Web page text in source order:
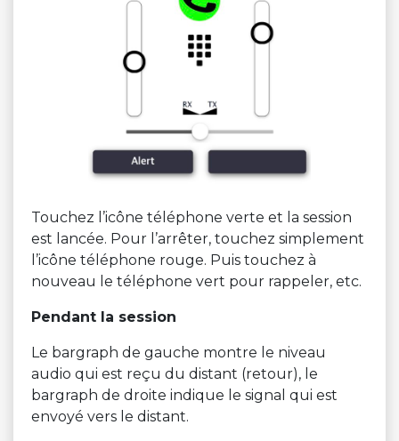
Touchez l’icône téléphone verte et la session
est lancée. Pour l’arrêter, touchez simplement
l’icône téléphone rouge. Puis touchez à
nouveau le téléphone vert pour rappeler, etc.
Pendant la session
Le bargraph de gauche montre le niveau
audio qui est reçu du distant (retour), le
bargraph de droite indique le signal qui est
envoyé vers le distant.